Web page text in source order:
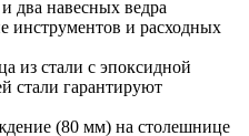
два навесных ведра
инструментов и расходных
из стали с эпоксидной
стали гарантируют
(80 мм) на столешнице